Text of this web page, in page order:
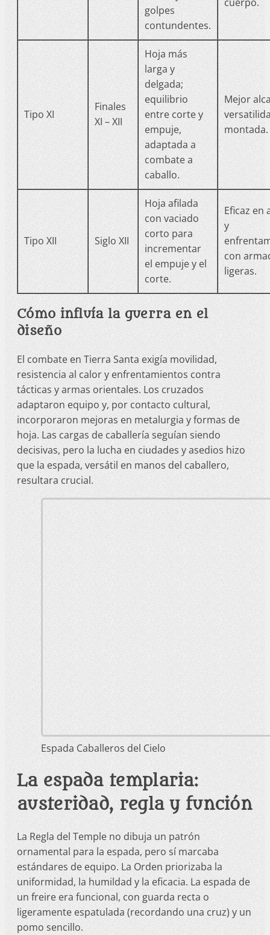
golpes
contundentes.
Tipo XI
Finales
XI – XII
Hoja más
larga y
delgada;
equilibrio
entre corte y
empuje,
adaptada a
combate a
caballo.
Mejor
montada.
Tipo XII Siglo XII
Hoja afilada
con vaciado
corto para
incrementar
el empuje y el
corte.
Eficaz en
y
con
ligeras.
Cómo influía la guerra en el
diseño
El combate en Tierra Santa exigía movilidad,
resistencia al calor y enfrentamientos contra
tácticas y armas orientales. Los cruzados
adaptaron equipo y, por contacto cultural,
incorporaron mejoras en metalurgia y formas de
hoja. Las cargas de caballería seguían siendo
decisivas, pero la lucha en ciudades y asedios hizo
que la espada, versátil en manos del caballero,
resultara crucial.
Espada Caballeros del Cielo
La espada templaria:
austeridad, regla y función
La Regla del Temple no dibuja un patrón
ornamental para la espada, pero sí marcaba
estándares de equipo. La Orden priorizaba la
uniformidad, la humildad y la eficacia. La espada de
un freire era funcional, con guarda recta o
ligeramente espatulada (recordando una cruz) y un
pomo sencillo.